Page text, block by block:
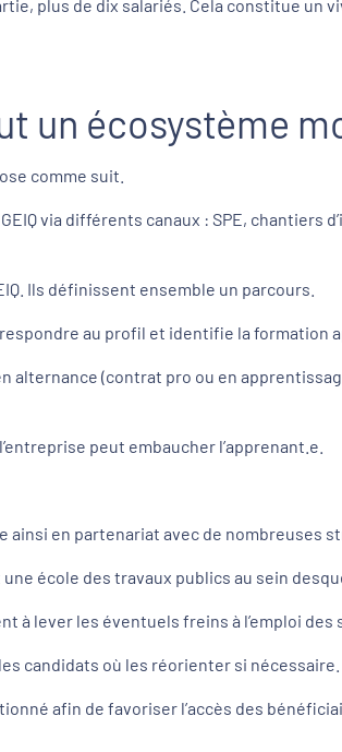
plus de dix salariés. Cela constitue un
un écosystème
comme suit.
via différents canaux : SPE,
Ils définissent ensemble un parcours.
au profil et identifie la formation
alternance (contrat pro ou en
peut embaucher l’apprenant.e.
ainsi en partenariat avec de nombreuses
école des travaux publics au sein
à lever les éventuels freins à l’emploi
candidats où les réorienter si nécessaire.
afin de favoriser l’accès des